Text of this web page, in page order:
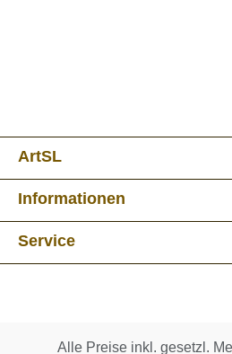
ArtSL
Informationen
Service
Alle Preise inkl. gesetzl.